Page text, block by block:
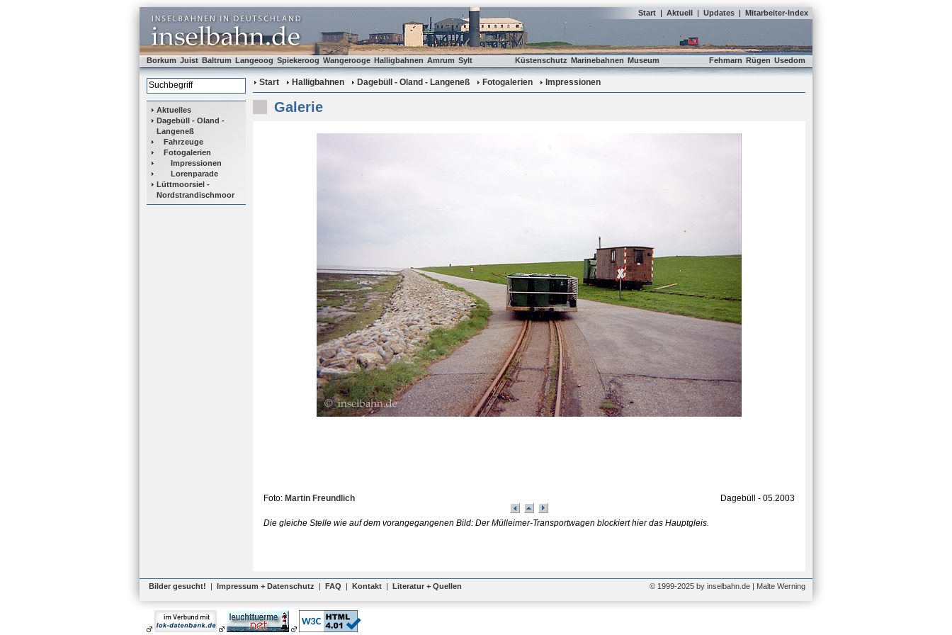
Start | Aktuell | Updates | Mitarbeiter-Index
Borkum Juist Baltrum Langeoog Spiekeroog Wangerooge Halligbahnen Amrum Sylt Küstenschutz Marinebahnen Museum Fehmarn Rügen Usedom
Aktuelles
Dagebüll - Oland -
Langeneß
Fahrzeuge
Fotogalerien
Impressionen
Lorenparade
Lüttmoorsiel -
Nordstrandischmoor
Start Halligbahnen Dagebüll - Oland - Langeneß Fotogalerien Impressionen
Galerie
Foto: Martin Freundlich Dagebüll - 05.2003
Die gleiche Stelle wie auf dem vorangegangenen Bild: Der Mülleimer-Transportwagen blockiert hier das Hauptgleis.
Bilder gesucht! | Impressum + Datenschutz | FAQ | Kontakt | Literatur + Quellen © 1999-2025 by inselbahn.de | Malte Werning